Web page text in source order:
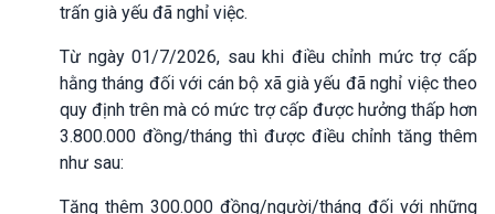
trấn già yếu đã nghỉ việc.
Từ ngày 01/7/2026, sau khi điều chỉnh mức trợ cấp
hằng tháng đối với cán bộ xã già yếu đã nghỉ việc theo
quy định trên mà có mức trợ cấp được hưởng thấp hơn
3.800.000 đồng/tháng thì được điều chỉnh tăng thêm
như sau:
Tăng thêm 300.000 đồng/người/tháng đối với những